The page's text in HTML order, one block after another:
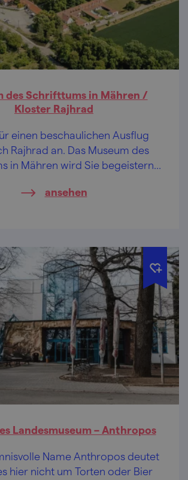
des Schrifttums in Mähren /
Kloster Rajhrad
einen beschaulichen Ausflug
Rajhrad an. Das Museum des
in Mähren wird Sie begeistern,
ansehen
Landesmuseum – Anthropos
Name Anthropos deutet
hier nicht um Torten oder Bier